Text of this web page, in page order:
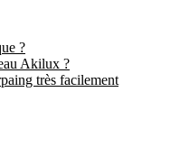
?
Akilux ?
très facilement